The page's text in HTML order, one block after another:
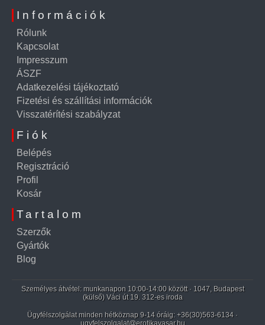
Információk
Rólunk
Kapcsolat
Impresszum
ÁSZF
Adatkezelési tájékoztató
Fizetési és szállítási információk
Visszatérítési szabályzat
Fiók
Belépés
Regisztráció
Profil
Kosár
Tartalom
Szerzők
Gyártók
Blog
Személyes átvétel: munkanapon 10:00-14:00 között · 1047, Budapest
(külső) Váci út 19. 312-es iroda
Ügyfélszolgálat minden hétköznap 9-14 óráig: +36(30)563-6134 ·
ugyfelszolgalat@erotikavasar.hu